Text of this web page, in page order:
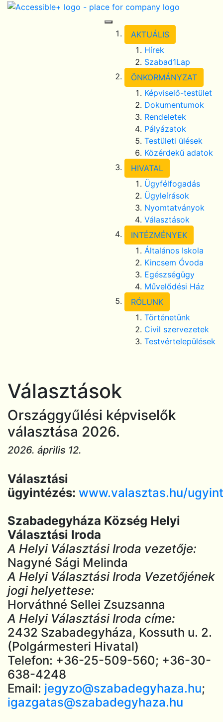
Skip Navigation
Toggle Navigation
AKTUÁLIS
Hírek
Szabad1Lap
ÖNKORMÁNYZAT
Képviselő-testület
Dokumentumok
Rendeletek
Pályázatok
Testületi ülések
Közérdekű adatok
HIVATAL
Ügyfélfogadás
Ügyleírások
Nyomtatványok
Választások
INTÉZMÉNYEK
Általános Iskola
Kincsem Óvoda
Egészségügy
Művelődési Ház
RÓLUNK
Történetünk
Civil szervezetek
Testvértelepülések
Választások
Országgyűlési képviselők
választása 2026.
2026. április 12.
Választási
ügyintézés: www.valasztas.hu/
Szabadegyháza Község Helyi
Választási Iroda
A Helyi Választási Iroda vezetője:
Nagyné Sági Melinda
A Helyi Választási Iroda Vezetőjének
jogi helyettese:
Horváthné Sellei Zsuzsanna
A Helyi Választási Iroda címe:
2432 Szabadegyháza, Kossuth u. 2.
(Polgármesteri Hivatal)
Telefon: +36-25-509-560; +36-30-
638-4248
Email: jegyzo@szabadegyhaza.hu;
igazgatas@szabadegyhaza.hu